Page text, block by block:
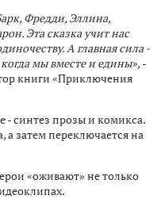
Фредди, Эллина,
Эта сказка учит нас
А главная сила -
мы вместе и едины», -
книги «Приключения
- синтез прозы и комикса.
а затем переключается на
«оживают» не только